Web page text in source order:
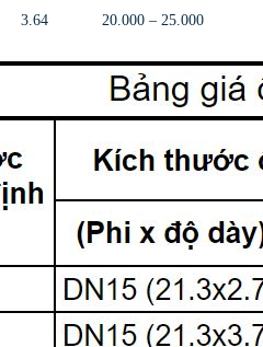
3.64 20.000 – 25.000